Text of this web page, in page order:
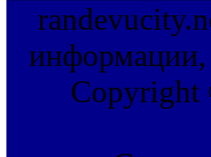
информации,
Copyright